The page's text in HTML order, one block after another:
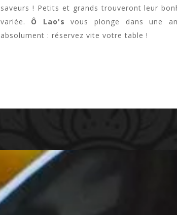
saveurs ! Petits et grands trouveront leur
variée. Ô Lao'svous plonge dans une
absolument : réservez vite votre table !